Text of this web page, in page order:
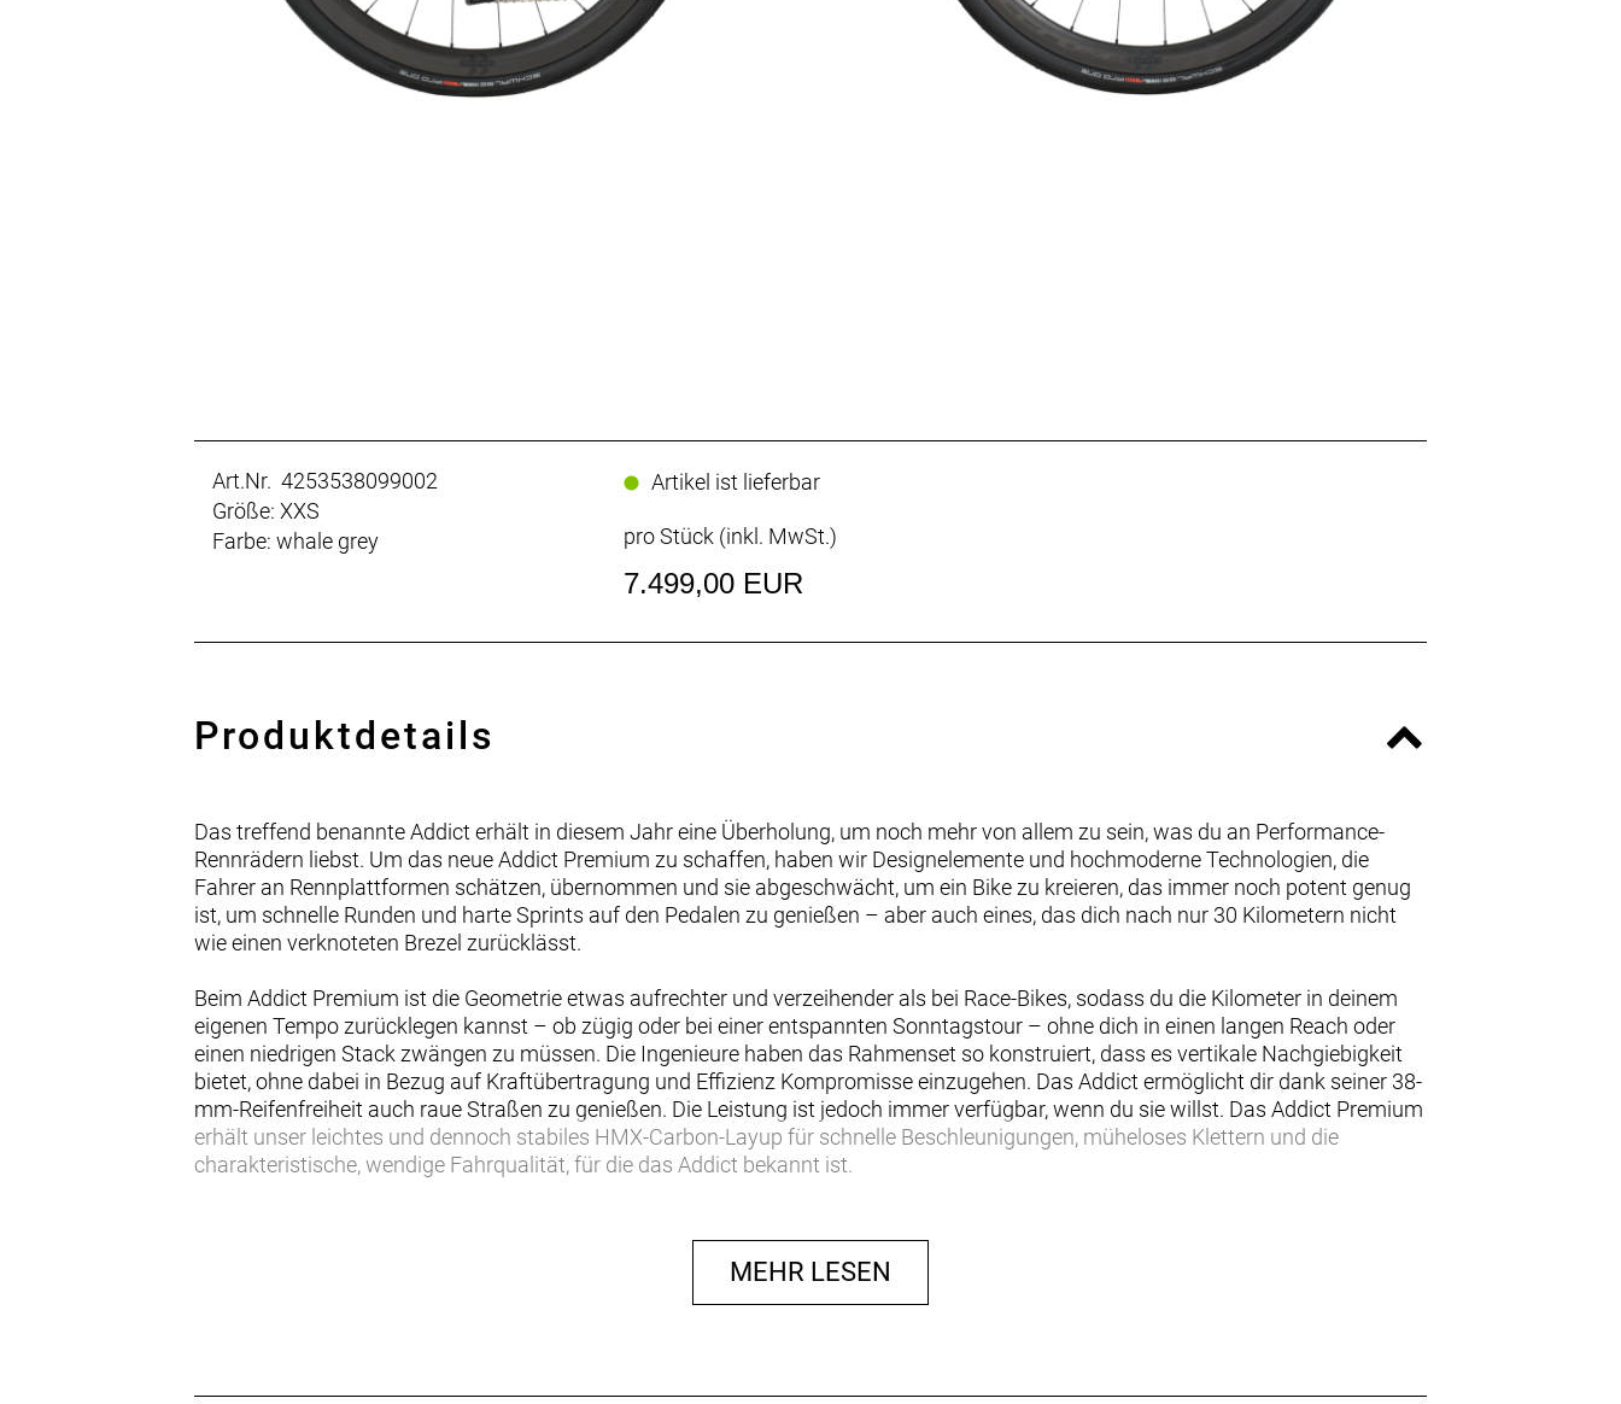
Art.Nr. 4253538099002
Größe: XXS
Farbe: whale grey
Artikel ist lieferbar
pro Stück (inkl. MwSt.)
7.499,00 EUR
Produktdetails
Das treffend benannte Addict erhält in diesem Jahr eine Überholung, um noch mehr von allem zu sein, was du an Performance-
Rennrädern liebst. Um das neue Addict Premium zu schaffen, haben wir Designelemente und hochmoderne Technologien, die
Fahrer an Rennplattformen schätzen, übernommen und sie abgeschwächt, um ein Bike zu kreieren, das immer noch potent genug
ist, um schnelle Runden und harte Sprints auf den Pedalen zu genießen – aber auch eines, das dich nach nur 30 Kilometern nicht
wie einen verknoteten Brezel zurücklässt.
Beim Addict Premium ist die Geometrie etwas aufrechter und verzeihender als bei Race-Bikes, sodass du die Kilometer in deinem
eigenen Tempo zurücklegen kannst – ob zügig oder bei einer entspannten Sonntagstour – ohne dich in einen langen Reach oder
einen niedrigen Stack zwängen zu müssen. Die Ingenieure haben das Rahmenset so konstruiert, dass es vertikale Nachgiebigkeit
bietet, ohne dabei in Bezug auf Kraftübertragung und Effizienz Kompromisse einzugehen. Das Addict ermöglicht dir dank seiner 38-
mm-Reifenfreiheit auch raue Straßen zu genießen. Die Leistung ist jedoch immer verfügbar, wenn du sie willst. Das Addict Premium
erhält unser leichtes und dennoch stabiles HMX-Carbon-Layup für schnelle Beschleunigungen, müheloses Klettern und die
charakteristische, wendige Fahrqualität, für die das Addict bekannt ist.
packst du das Save-The-Day-Set mit einem Schlauch, Reifenheber und einer Minipumpe aus. Das Addict Premium ist mit
Shimanos Spitzenmodell, der Dura-Ace Di2 elektrischen 2x-Schaltgruppe, sowie den schnellen und stabilen Fulcrum Wind 42 Disc-
Laufrädern auf Schwalbe PRO ONE Reifen ausgestattet – für lange Strecken in jedem Tempo, das du wählst.
MEHR LESEN